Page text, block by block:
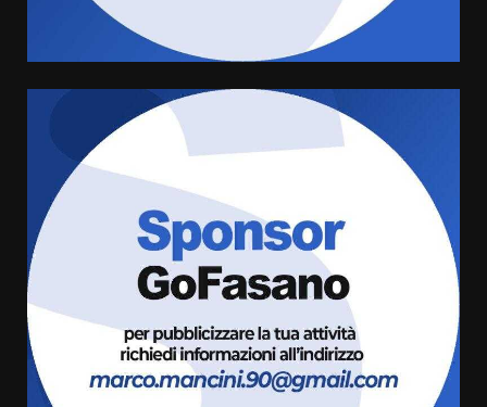
Sostenibile: premiati gli studenti
universitari del bando “La strada
giusta”
8 Agosto 2026 07:15
“I Contestatori: Musica di
Rivoluzione”: nuovo
appuntamento con “Fasano in
Banda”
7 Agosto 2026 06:05
US Fasano, Scianaro: “Profonda
amarezza per esclusione dal
campionato di calcio”